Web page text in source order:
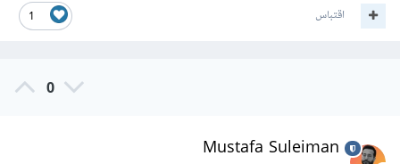
1 اقتباس
0
Mustafa Suleiman